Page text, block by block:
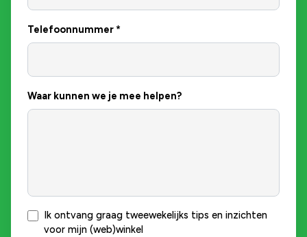
Telefoonnummer*
Waar kunnen we je mee helpen?
Ik ontvang graag tweewekelijks tips en inzichten
voor mijn (web)winkel